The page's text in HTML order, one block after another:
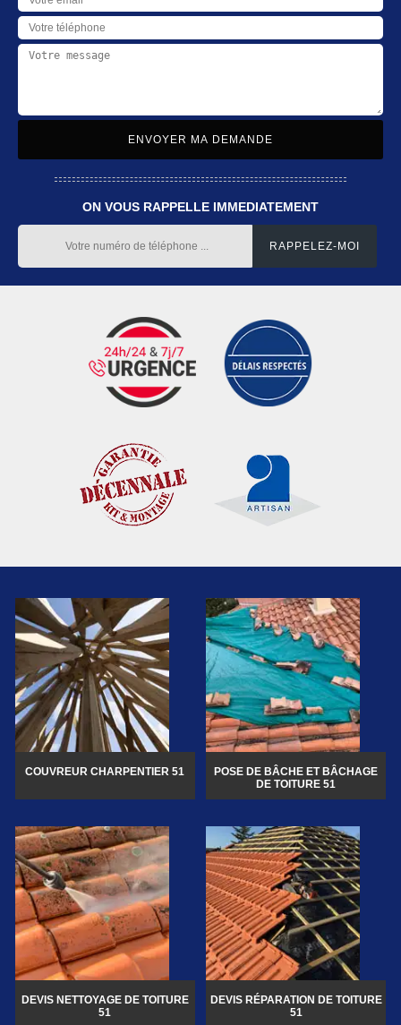
ON VOUS RAPPELLE IMMEDIATEMENT
COUVREUR CHARPENTIER 51
POSE DE BÂCHE ET BÂCHAGE
DE TOITURE 51
DEVIS NETTOYAGE DE TOITURE
51
DEVIS RÉPARATION DE TOITURE
51